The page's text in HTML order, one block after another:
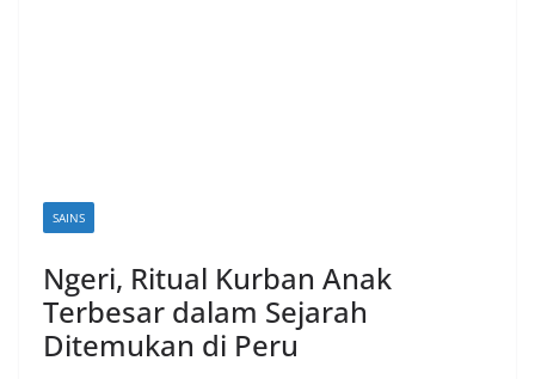
SAINS
Ngeri, Ritual Kurban Anak
Terbesar dalam Sejarah
Ditemukan di Peru